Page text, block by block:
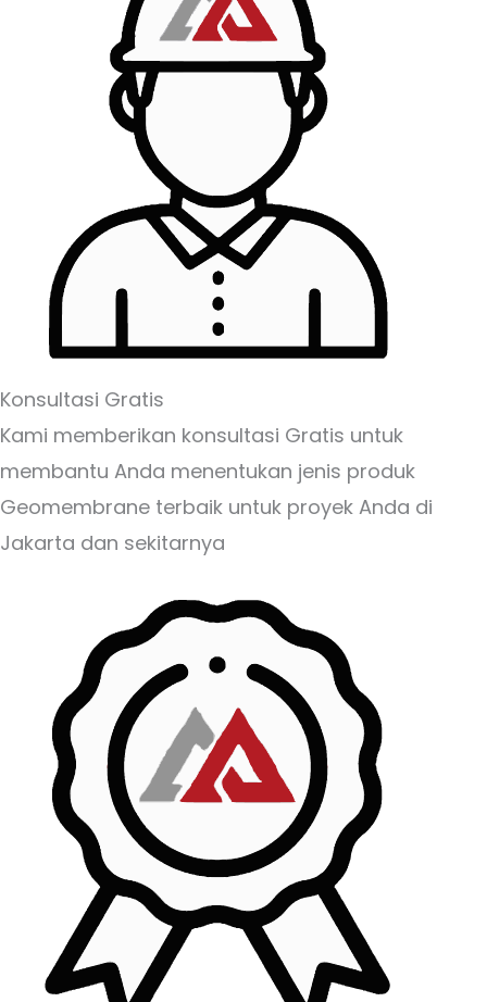
Konsultasi Gratis
Kami memberikan konsultasi Gratis untuk
membantu Anda menentukan jenis produk
Geomembrane terbaik untuk proyek Anda di
Jakarta dan sekitarnya